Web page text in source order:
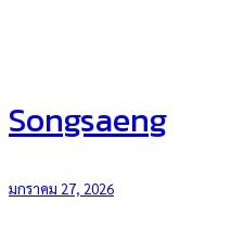
Songsaeng
มกราคม 27, 2026